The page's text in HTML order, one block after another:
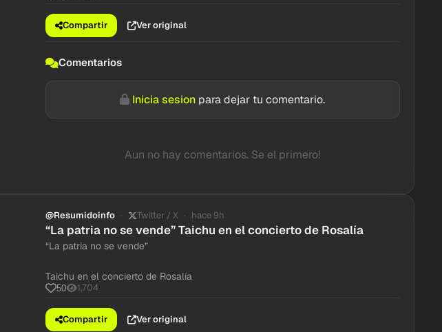
Compartir Ver original
Comentarios
Inicia sesion para dejar tu comentario.
Aun no hay comentarios. Se el primero!
@Resumidoinfo Twitter / X hace 9h
“La patria no se vende” Taichu en el concierto de Rosalía
“La patria no se vende”
Taichu en el concierto de Rosalía
50 1,704
Compartir Ver original